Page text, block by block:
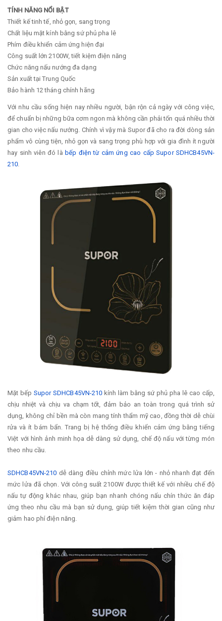
TÍNH NĂNG NỔI BẬT
Thiết kế tinh tế, nhỏ gọn, sang trọng
Chất liệu mặt kính bằng sứ phủ pha lê
Phím điều khiển cảm ứng hiện đại
Công suất lớn 2100W, tiết kiệm điện năng
Chức năng nấu nướng đa dạng
Sản xuất tại Trung Quốc
Bảo hành 12 tháng chính hãng
Với nhu cầu sống hiện nay nhiều người, bận rộn cả ngày với công việc,
để chuẩn bị những bữa cơm ngon mà không cần phải tốn quá nhiều thời
gian cho việc nấu nướng. Chính vì vậy mà Supor đã cho ra đời dòng sản
phẩm vô cùng tiện, nhỏ gọn và sang trọng phù hợp với gia đình ít người
hay sinh viên đó là bếp điện từ cảm ứng cao cấp Supor SDHCB45VN-
210.
Mặt bếp Supor SDHCB45VN-210 kính làm bằng sứ phủ pha lê cao cấp,
chịu nhiệt và chịu va chạm tốt, đảm bảo an toàn trong quá trình sử
dụng, không chỉ bền mà còn mang tính thẩm mỹ cao, đồng thời dễ chùi
rửa và ít bám bẩn. Trang bị hệ thống điều khiển cảm ứng bằng tiếng
Việt với hình ảnh minh họa dễ dàng sử dụng, chế độ nấu với từng món
theo nhu cầu.
SDHCB45VN-210 dễ dàng điều chỉnh mức lửa lớn - nhỏ nhanh đạt đến
mức lửa đã chọn. Với công suất 2100W được thiết kế với nhiều chế độ
nấu tự động khác nhau, giúp bạn nhanh chóng nấu chín thức ăn đáp
ứng theo nhu cầu mà bạn sử dụng, giúp tiết kiệm thời gian cũng như
giảm hao phí điện năng.